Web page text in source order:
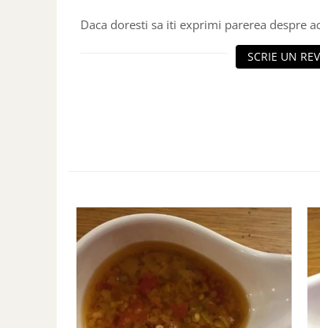
Daca doresti sa iti exprimi parerea despre
SCRIE UN